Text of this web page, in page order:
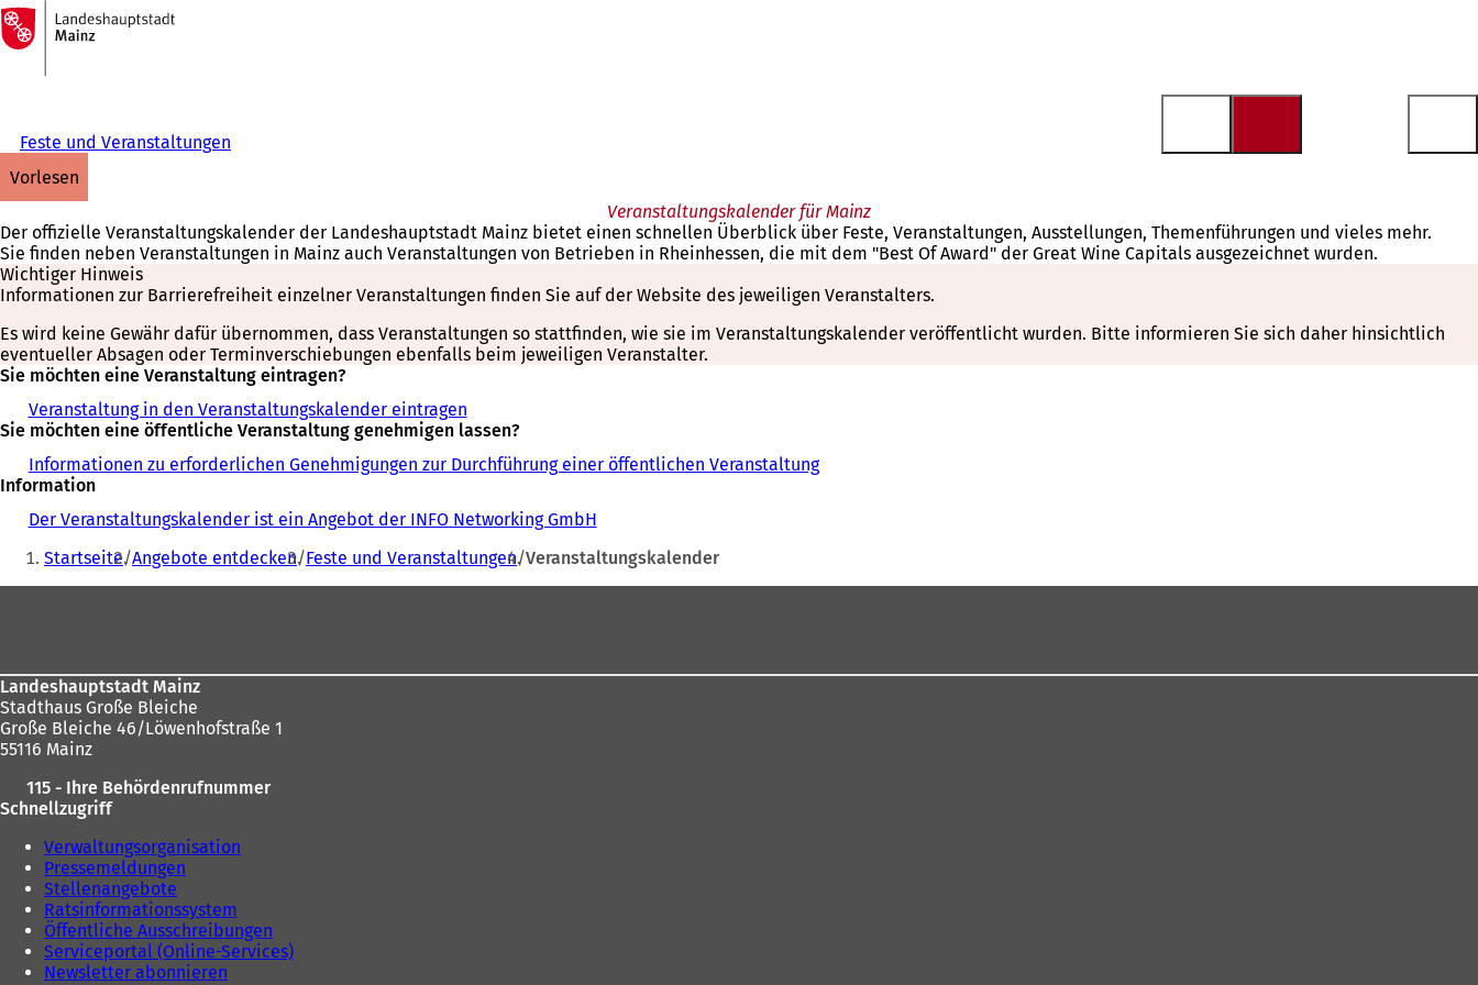
Inhalt anspringen
Zur
Startseite
Feste und Veranstaltungen
vorlesen
Veranstaltungskalender für Mainz
Der offizielle Veranstaltungskalender der Landeshauptstadt Mainz bietet einen schnellen Überblick über Feste, Veranstaltungen, Ausstellungen, Themenführungen und vieles mehr.
Sie finden neben Veranstaltungen in Mainz auch Veranstaltungen von Betrieben in Rheinhessen, die mit dem "Best Of Award" der Great Wine Capitals ausgezeichnet wurden.
Wichtiger Hinweis
Informationen zur Barrierefreiheit einzelner Veranstaltungen finden Sie auf der Website des jeweiligen Veranstalters.
Es wird keine Gewähr dafür übernommen, dass Veranstaltungen so stattfinden, wie sie im Veranstaltungskalender veröffentlicht wurden. Bitte informieren Sie sich daher hinsichtlich
eventueller Absagen oder Terminverschiebungen ebenfalls beim jeweiligen Veranstalter.
Sie möchten eine Veranstaltung eintragen?
Veranstaltung in den Veranstaltungskalender eintragen
Sie möchten eine öffentliche Veranstaltung genehmigen lassen?
Informationen zu erforderlichen Genehmigungen zur Durchführung einer öffentlichen Veranstaltung
Information
Der Veranstaltungskalender ist ein Angebot der INFO Networking GmbH
Sie
befinden
Startseite Angebote entdecken Feste und Veranstaltungen Veranstaltungskalender
Landeshauptstadt Mainz
Stadthaus Große Bleiche
Große Bleiche 46/Löwenhofstraße 1
55116 Mainz
115 - Ihre Behördenrufnummer
Schnellzugriff
Verwaltungsorganisation
Pressemeldungen
Stellenangebote
Ratsinformationssystem
Öffentliche Ausschreibungen
Serviceportal (Online-Services)
Newsletter abonnieren